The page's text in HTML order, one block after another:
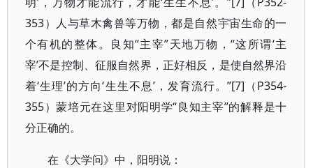
353）人与草木禽兽等万物，都是自然宇宙生命的一
个有机的整体。良知“主宰”天地万物，“这所谓‘主
宰’不是控制、征服自然界，正好相反，是使自然界沿
着‘生理’的方向‘生生不息’，发育流行。”[7]（P354-
355）蒙培元在这里对阳明学“良知主宰”的解释是十
分正确的。
在《大学问》中，阳明说：